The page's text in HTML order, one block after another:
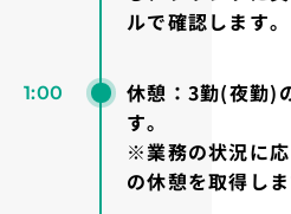
ルで確認します。
1:00
休憩：3勤(夜勤)
す。
※業務の状況に
の休憩を取得し